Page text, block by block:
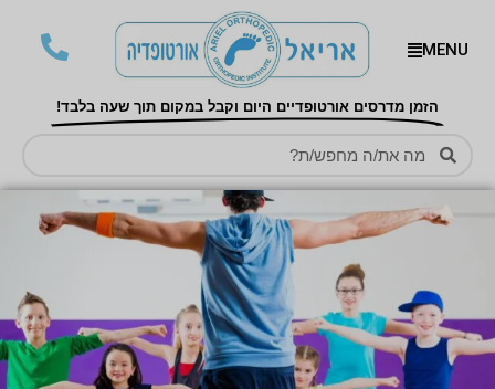
MENU
הזמן מדרסים אורטופדיים היום וקבל במקום תוך שעה בלבד!